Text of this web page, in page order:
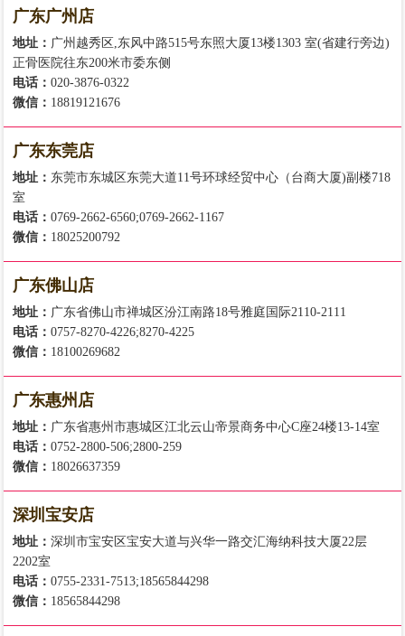
广东广州店
地址： 广州越秀区,东风中路515号东照大厦13楼1303 室(省建行旁边)
正骨医院往东200米市委东侧
电话：020-3876-0322
微信： 18819121676
广东东莞店
地址： 东莞市东城区东莞大道11号环球经贸中心（台商大厦)副楼718
室
电话：0769-2662-6560;0769-2662-1167
微信： 18025200792
广东佛山店
地址： 广东省佛山市禅城区汾江南路18号雅庭国际2110-2111
电话：0757-8270-4226;8270-4225
微信： 18100269682
广东惠州店
地址： 广东省惠州市惠城区江北云山帝景商务中心C座24楼13-14室
电话：0752-2800-506;2800-259
微信： 18026637359
深圳宝安店
地址：深圳市宝安区宝安大道与兴华一路交汇海纳科技大厦22层
2202室
电话：0755-2331-7513;18565844298
微信： 18565844298